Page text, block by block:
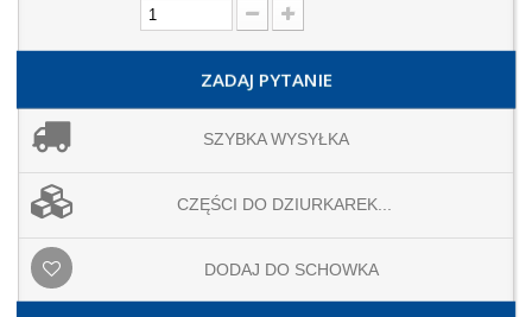
ZADAJ PYTANIE
SZYBKA WYSYŁKA
CZĘŚCI DO DZIURKAREK...
DODAJ DO SCHOWKA